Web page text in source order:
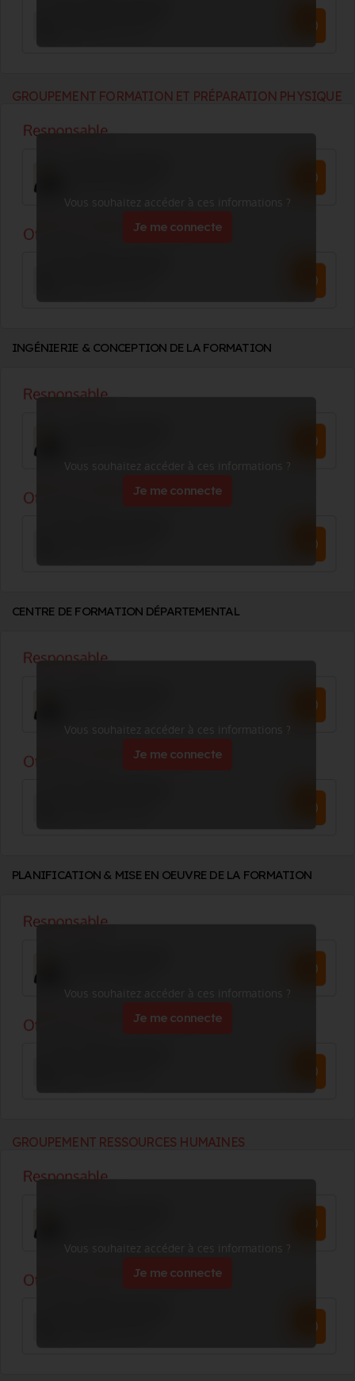
GROUPEMENT FORMATION ET PRÉPARATION PHYSIQUE
Vous souhaitez accéder à ces informations ?
Je me connecte
INGÉNIERIE & CONCEPTION DE LA FORMATION
Vous souhaitez accéder à ces informations ?
Je me connecte
CENTRE DE FORMATION DÉPARTEMENTAL
Vous souhaitez accéder à ces informations ?
Je me connecte
PLANIFICATION & MISE EN OEUVRE DE LA FORMATION
Vous souhaitez accéder à ces informations ?
Je me connecte
GROUPEMENT RESSOURCES HUMAINES
Vous souhaitez accéder à ces informations ?
Je me connecte